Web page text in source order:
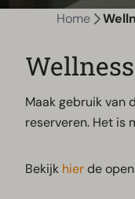
Home
Maak gebruik van
reserveren. Het is
Bekijk hierde